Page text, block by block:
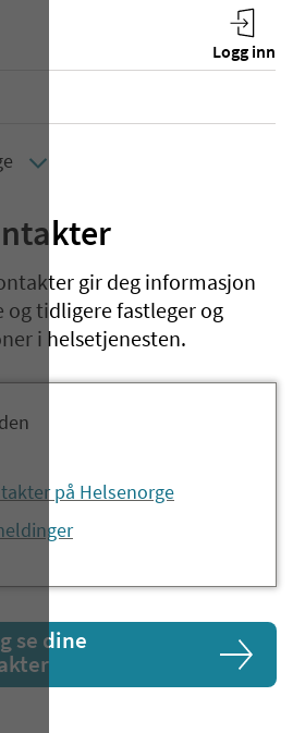
gir deg informasjon
tidligere fastleger og
i helsetjenesten.
på Helsenorge
se dine